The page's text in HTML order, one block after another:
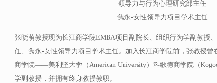
领导力与行为心理研究部主任
隽永-女性领导力项目学术主任
张晓萌教授现为长江商学院EMBA项目副院长、组织行为学副教授
任、隽永-女性领导力项目学术主任。加入长江商学院前，张教授曾
商学院——美利坚大学（American University）科歌德商学院（
学副教授，并拥有终身教授教职。